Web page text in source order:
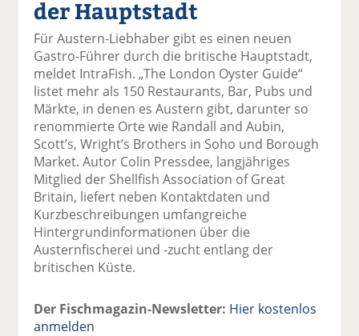
uf
F
ac
e
b
o
o
k
te
il
e
n
wi
tt
er
n
uf
Li
n
k
e
di
n
te
il
E
m
ai
l
er
ck
n
der Hauptstadt
Für Austern-Liebhaber gibt es einen neuen
Gastro-Führer durch die britische Hauptstadt,
meldet IntraFish. „The London Oyster Guide“
listet mehr als 150 Restaurants, Bar, Pubs und
Märkte, in denen es Austern gibt, darunter so
renommierte Orte wie Randall and Aubin,
Scott’s, Wright’s Brothers in Soho und Borough
Market. Autor Colin Pressdee, langjähriges
Mitglied der Shellfish Association of Great
Britain, liefert neben Kontaktdaten und
Kurzbeschreibungen umfangreiche
Hintergrundinformationen über die
Austernfischerei und -zucht entlang der
britischen Küste.
Der Fischmagazin-Newsletter: Hier kostenlos
anmelden